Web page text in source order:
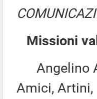
Missioni
Angelino
Amici, Artini,